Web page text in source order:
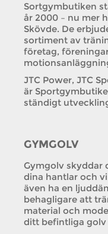
Sortgymbutiken
år 2000 – nu mer
Skövde. De
sortiment av
företag,
JTC Power, JTC
är
ständigt
GYMGOLV
Gymgolv skyddar
dina hantlar och
även ha en
behagligare att
material och
ditt befintliga golv